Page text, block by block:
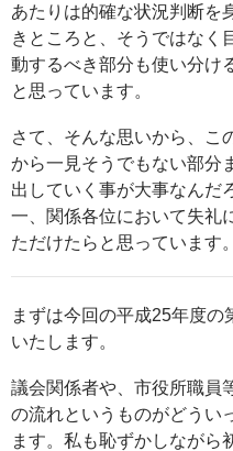
あたりは的確な状況判断を
きところと、そうではなく
動するべき部分も使い分け
と思っています。
さて、そんな思いから、こ
から一見そうでもない部分
出していく事が大事なんだ
一、関係各位において失礼
ただけたらと思っています。
まずは今回の平成25年度
いたします。
議会関係者や、市役所職員
の流れというものがどうい
ます。私も恥ずかしながら